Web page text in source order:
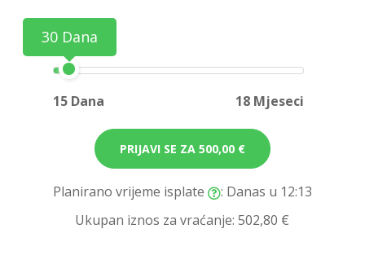
30 Dana
15 Dana 18 Mjeseci
PRIJAVI SE ZA 500,00 €
Planirano vrijeme isplate
: Danas u 12:13
Ukupan iznos za vraćanje:502,80 €